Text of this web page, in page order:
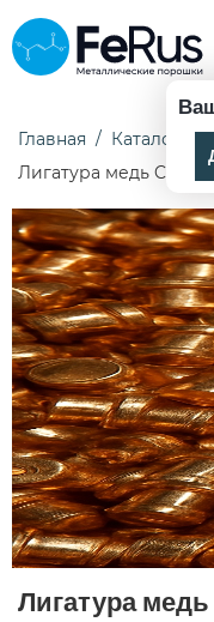
Главная Каталог
Лигатура медь CuFe20
Лигатура